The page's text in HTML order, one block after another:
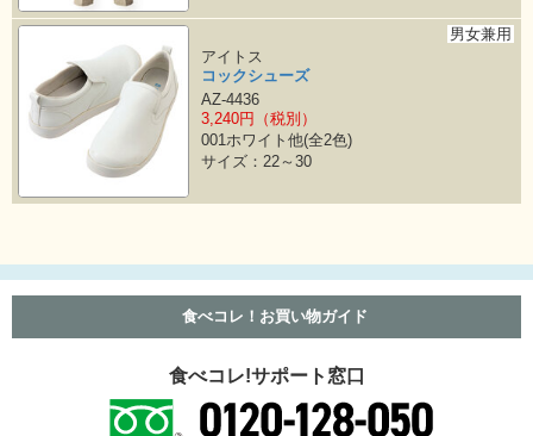
男女兼用
アイトス
コックシューズ
AZ-4436
3,240円（税別）
001ホワイト他(全2色)
サイズ：22～30
食べコレ！お買い物ガイド
食べコレ!サポート窓口